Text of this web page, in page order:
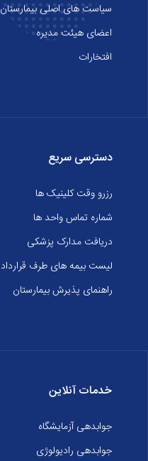
سیاست های اصلی بیمارستان
اعضای هیئت مدیره
افتخارات
دسترسی سریع
رزرو وقت کلینیک ها
شماره تماس واحد ها
دریافت مدارک پزشکی
لیست بیمه های طرف قرارداد
راهنمای پذیرش بیمارستان
خدمات آنلاین
جوابدهی آزمایشگاه
جوابدهی رادیولوژی